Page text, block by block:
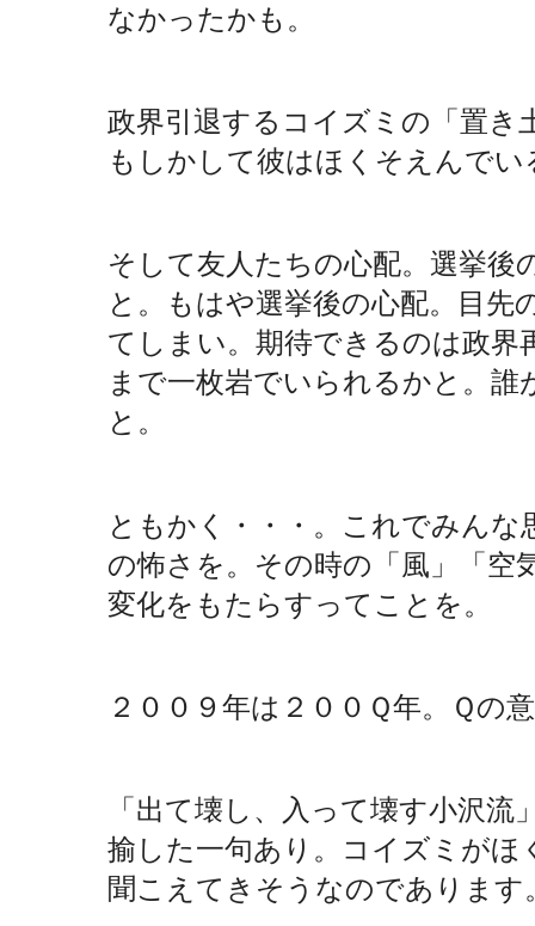
なかったかも。
政界引退するコイズミの「置き
もしかして彼はほくそえんでい
そして友人たちの心配。選挙後
と。もはや選挙後の心配。目先
てしまい。期待できるのは政界
まで一枚岩でいられるかと。誰
と。
ともかく・・・。これでみんな
の怖さを。その時の「風」「空
変化をもたらすってことを。
２００９年は２００Ｑ年。Ｑの
「出て壊し、入って壊す小沢
揄した一句あり。コイズミがほ
聞こえてきそうなのであります